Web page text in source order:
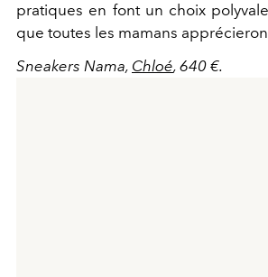
pratiques en font un choix
que toutes les mamans
Sneakers Nama, Chloé, 640 €.